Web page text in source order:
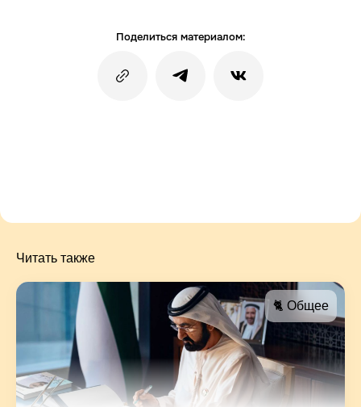
Поделиться материалом:
Читать также
🐈 Общее